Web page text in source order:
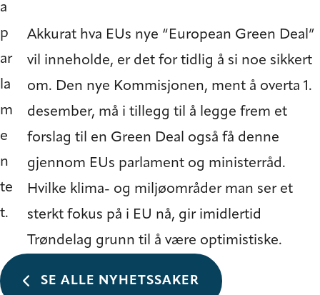
a
p
ar
la
m
e
n
te
t.
Akkurat hva EUs nye “European Green Deal”
vil inneholde, er det for tidlig å si noe sikkert
om. Den nye Kommisjonen, ment å overta 1.
desember, må i tillegg til å legge frem et
forslag til en Green Deal også få denne
gjennom EUs parlament og ministerråd.
Hvilke klima- og miljøområder man ser et
sterkt fokus på i EU nå, gir imidlertid
Trøndelag grunn til å være optimistiske.
SE ALLE NYHETSSAKER